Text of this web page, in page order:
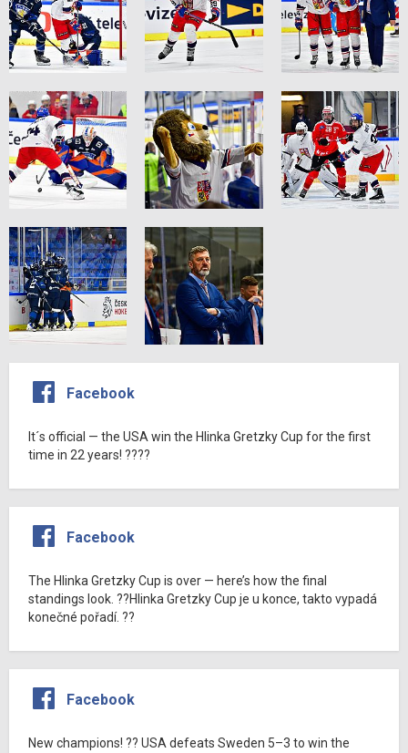
Facebook
It´s official — the USA win the Hlinka Gretzky Cup for the first
time in 22 years! ????
Facebook
The Hlinka Gretzky Cup is over — here’s how the final
standings look. ??Hlinka Gretzky Cup je u konce, takto vypadá
konečné pořadí. ??
Facebook
New champions! ?? USA defeats Sweden 5–3 to win the